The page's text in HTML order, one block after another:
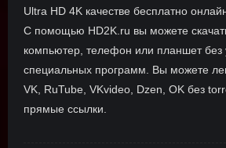
Ultra HD 4K качестве бесплатно
С помощью HD2K.ru вы можете
компьютер, телефон или планшет без
специальных программ. Вы можете
VK, RuTube, VKvideo, Dzen, OK без
прямые ссылки.